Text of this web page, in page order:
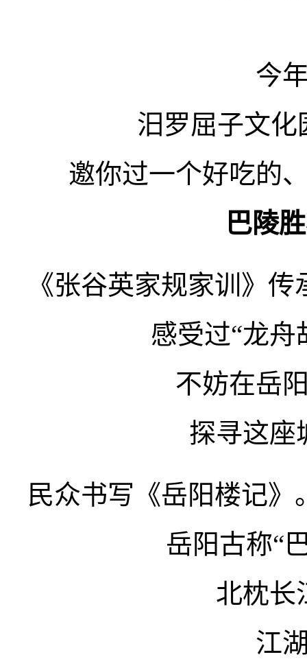
今
汨罗屈子文化
邀你过一个好吃的
巴陵
《张谷英家规家训》
感受过“龙舟
不妨在岳
探寻这座
民众书写《岳阳楼记》
岳阳古称“
北枕长
江